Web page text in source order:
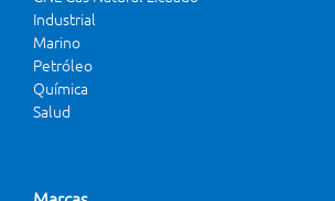
Industrial
Marino
Petróleo
Química
Salud